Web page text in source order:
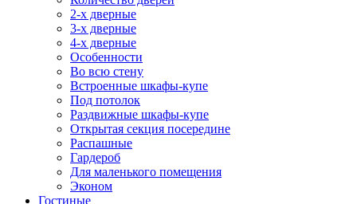
2-х дверные
3-х дверные
4-х дверные
Особенности
Во всю стену
Встроенные шкафы-купе
Под потолок
Раздвижные шкафы-купе
Открытая секция посередине
Распашные
Гардероб
Для маленького помещения
Эконом
Гостиные